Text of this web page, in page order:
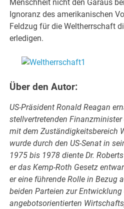
Menschheit nicht den Garaus
Ignoranz des amerikanischen
Feldzug für die Weltherrschaft
erledigen.
Über den Autor:
US-Präsident Ronald Reagan
stellvertretenden
mit dem Zuständigkeitsbereich
wurde durch den US-Senat in
1975 bis 1978 diente Dr.
er das Kemp-Roth Gesetz
er eine führende Rolle in Bezug
beiden Parteien zur Entwicklung
angebotsorientierten